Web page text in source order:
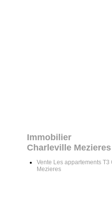
Immobilier
Charleville Mezieres
Vente Les appartements T3
Mezieres